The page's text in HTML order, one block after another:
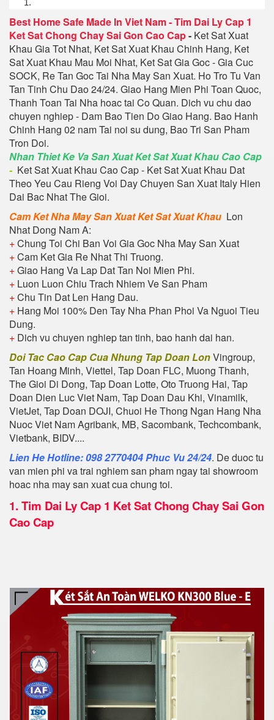
Best Home Safe Made In Viet Nam-Tim Dai Ly Cap 1
Ket Sat Chong Chay Sai Gon Cao Cap- Ket Sat Xuat
Khau Gia Tot Nhat, Ket Sat Xuat Khau Chinh Hang, Ket
Sat Xuat Khau Mau Moi Nhat, Ket Sat Gia Goc - Gia Cuc
SOCK, Re Tan Goc Tai Nha May San Xuat. Ho Tro Tu Van
Tan Tinh Chu Dao 24/24. Giao Hang Mien Phi Toan Quoc,
Thanh Toan Tai Nha hoac tai Co Quan. Dich vu chu dao
chuyen nghiep - Dam Bao Tien Do Giao Hang. Bao Hanh
Chinh Hang 02 nam Tai noi su dung, Bao Tri San Pham
Tron Doi.
Nhan Thiet Ke Va San Xuat Ket Sat Xuat Khau Cao Cap
- Ket Sat Xuat Khau Cao Cap - Ket Sat Xuat Khau Dat
Theo Yeu Cau Rieng Voi Day Chuyen San Xuat Italy Hien
Dai Bac Nhat The Gioi.
Cam Ket Nha May San Xuat Ket Sat Xuat Khau Lon
Nhat Dong Nam A:
+Chung Toi Chi Ban Voi Gia Goc Nha May San Xuat
+Cam Ket Gia Re Nhat Thi Truong.
+Giao Hang Va Lap Dat Tan Noi Mien Phi.
+ Luon Luon Chiu Trach Nhiem Ve San Pham
+Chu Tin Dat Len Hang Dau.
+ Hang Moi 100% Den Tay Nha Phan Phoi Va Nguoi Tieu
Dung.
+ Dich vu chuyen nghiep tan tinh, bao hanh dai han.
Doi Tac Cao Cap Cua Nhung Tap Doan LonVingroup,
Tan Hoang Minh, Viettel, Tap Doan FLC, Muong Thanh,
The Gioi Di Dong, Tap Doan Lotte, Oto Truong Hai, Tap
Doan Dien Luc Viet Nam, Tap Doan Dau Khi, Vinamilk,
VietJet, Tap Doan DOJI, Chuoi He Thong Ngan Hang Nha
Nuoc Viet Nam Agribank, MB, Sacombank, Techcombank,
Vietbank, BIDV....
Lien He Hotline: 098 2770404 Phuc Vu 24/24. De duoc tu
van mien phi va trai nghiem san pham ngay tai showroom
hoac nha may san xuat cua chung toi.
1. Tim Dai Ly Cap 1 Ket Sat Chong Chay Sai Gon
Cao Cap